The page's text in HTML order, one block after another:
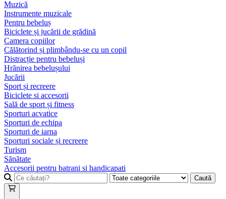
Muzică
Instrumente muzicale
Pentru bebeluș
Biciclete și jucării de grădină
Camera copiilor
Călătorind și plimbându-se cu un copil
Distracție pentru bebeluși
Hrănirea bebelușului
Jucării
Sport și recreere
Biciclete si accesorii
Sală de sport și fitness
Sporturi acvatice
Sporturi de echipa
Sporturi de iarna
Sporturi sociale și recreere
Turism
Sănătate
Accesorii pentru batrani si handicapati
Caută